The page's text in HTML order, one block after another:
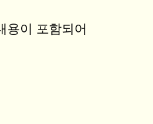
용이 포함되어